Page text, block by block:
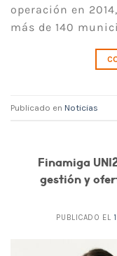
operación en
más de 140
Publicado en Noticias
Finamiga
gestión y
PUBLICADO EL